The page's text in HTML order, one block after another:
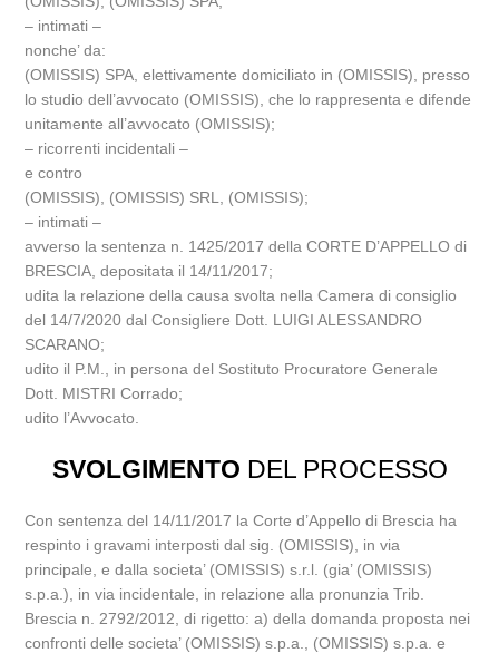
– intimati –
nonche’ da:
(OMISSIS) SPA, elettivamente domiciliato in (OMISSIS), presso
lo studio dell’avvocato (OMISSIS), che lo rappresenta e difende
unitamente all’avvocato (OMISSIS);
– ricorrenti incidentali –
e contro
(OMISSIS), (OMISSIS) SRL, (OMISSIS);
– intimati –
avverso la sentenza n. 1425/2017 della CORTE D’APPELLO di
BRESCIA, depositata il 14/11/2017;
udita la relazione della causa svolta nella Camera di consiglio
del 14/7/2020 dal Consigliere Dott. LUIGI ALESSANDRO
SCARANO;
udito il P.M., in persona del Sostituto Procuratore Generale
Dott. MISTRI Corrado;
udito l’Avvocato.
SVOLGIMENTO DEL PROCESSO
Con sentenza del 14/11/2017 la Corte d’Appello di Brescia ha
respinto i gravami interposti dal sig. (OMISSIS), in via
principale, e dalla societa’ (OMISSIS) s.r.l. (gia’ (OMISSIS)
s.p.a.), in via incidentale, in relazione alla pronunzia Trib.
Brescia n. 2792/2012, di rigetto: a) della domanda proposta nei
confronti delle societa’ (OMISSIS) s.p.a., (OMISSIS) s.p.a. e